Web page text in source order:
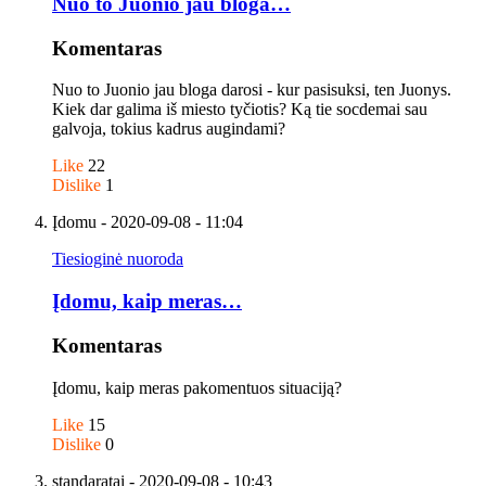
Komentaras
Nuo to Juonio jau bloga darosi - kur pasisuksi, ten Juonys.
Kiek dar galima iš miesto tyčiotis? Ką tie socdemai sau
galvoja, tokius kadrus augindami?
Like 22
Dislike 1
Įdomu - 2020-09-08 - 11:04
Tiesioginė nuoroda
Įdomu, kaip meras…
Komentaras
Įdomu, kaip meras pakomentuos situaciją?
Like 15
Dislike 0
standaratai - 2020-09-08 - 10:43